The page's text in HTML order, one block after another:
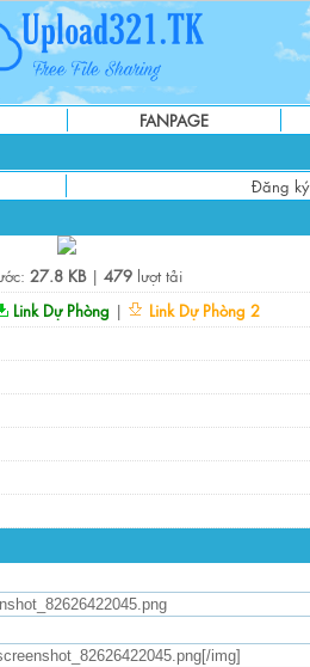
FANPAGE
Đăng ký
27.8 KB| 479 lượt tải
Link Dự Phòng |
Link Dự Phòng 2